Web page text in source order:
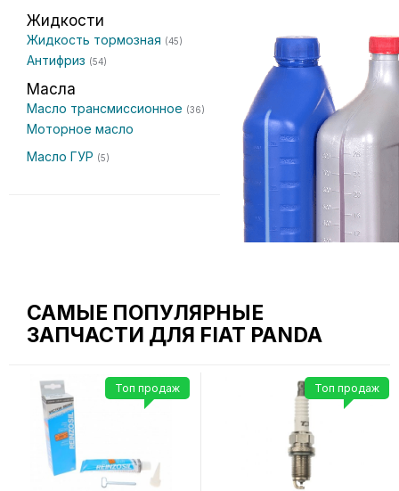
Жидкости
Жидкость тормозная (45)
Антифриз (54)
Масла
Масло трансмиссионное (36)
Моторное масло
Масло ГУР (5)
САМЫЕ ПОПУЛЯРНЫЕ
ЗАПЧАСТИ ДЛЯ FIAT PANDA
Топ продаж Топ продаж